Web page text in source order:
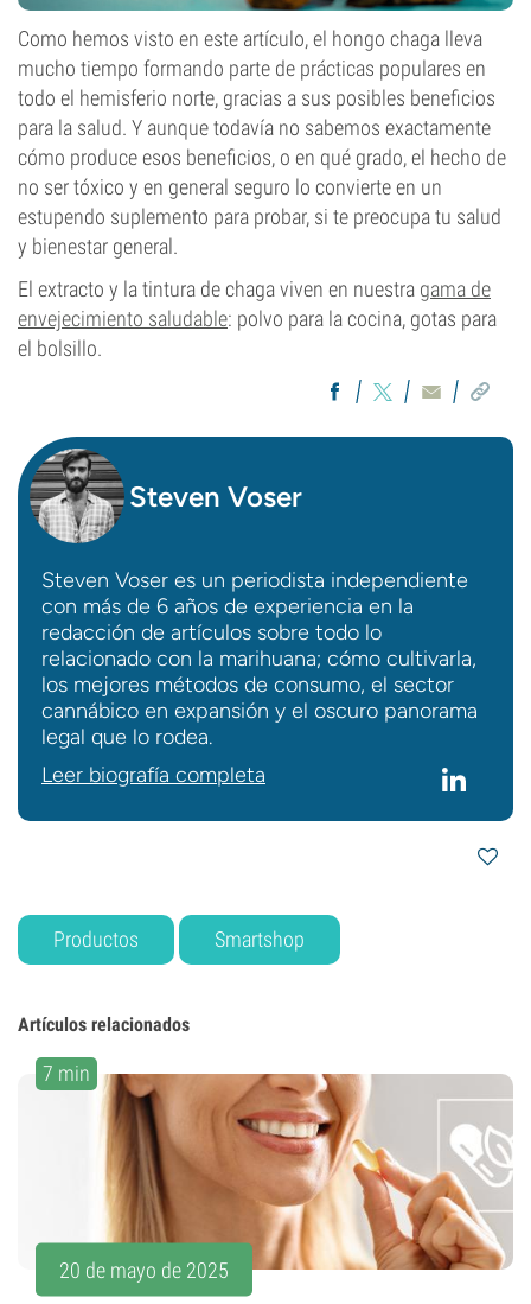
Como hemos visto en este artículo, el hongo chaga lleva
mucho tiempo formando parte de prácticas populares en
todo el hemisferio norte, gracias a sus posibles beneficios
para la salud. Y aunque todavía no sabemos exactamente
cómo produce esos beneficios, o en qué grado, el hecho de
no ser tóxico y en general seguro lo convierte en un
estupendo suplemento para probar, si te preocupa tu salud
y bienestar general.
El extracto y la tintura de chaga viven en nuestra gama de
envejecimiento saludable: polvo para la cocina, gotas para
el bolsillo.
Steven Voser
Steven Voser es un periodista independiente
con más de 6 años de experiencia en la
redacción de artículos sobre todo lo
relacionado con la marihuana; cómo cultivarla,
los mejores métodos de consumo, el sector
cannábico en expansión y el oscuro panorama
legal que lo rodea.
Leer biografía completa
Productos Smartshop
Artículos relacionados
7 min
20 de mayo de 2025